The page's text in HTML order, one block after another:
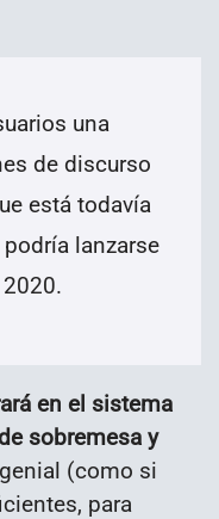
una
de discurso
está todavía
lanzarse
en el sistema
sobremesa y
(como si
para